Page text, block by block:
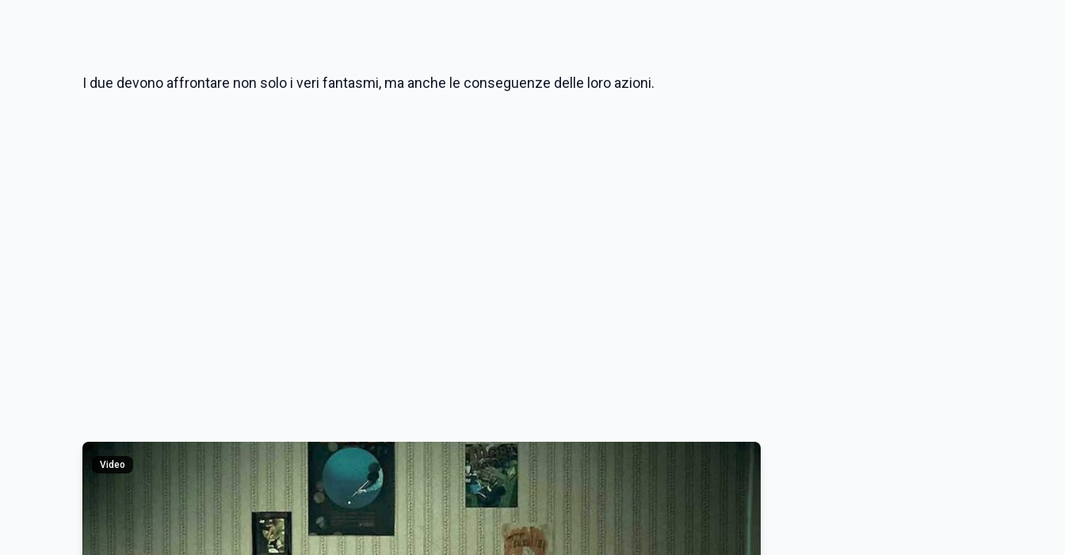
I due devono affrontare non solo i veri fantasmi, ma anche le conseguenze delle loro azioni.
Video